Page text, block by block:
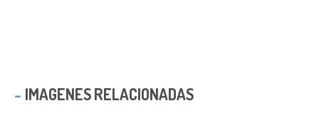
IMAGENES RELACIONADAS